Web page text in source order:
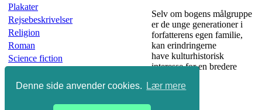
Denne side anvender cookies. Lær mere
Plakater
Rejsebeskrivelser
Religion
Roman
Science fiction
Slægtsbøger
Selv om bogens målgruppe
er de unge generationer i
forfatterens egen familie,
kan erindringerne
have kulturhistorisk
interesse for en bredere